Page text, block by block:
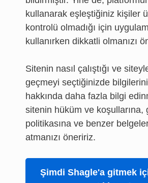
kullanarak eşleştiğiniz kişiler
kontrolü olmadığı için
kullanırken dikkatli olmanızı
Sitenin nasıl çalıştığı ve
geçmeyi seçtiğinizde
hakkında daha fazla bilgi
sitenin hüküm ve koşullarına,
politikasına ve benzer
atmanızı öneririz.
Şimdi Shagle'a gitmek